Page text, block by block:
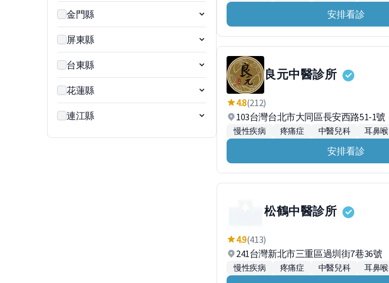
金門縣
屏東縣
台東縣
花蓮縣
連江縣
安排看診
良元中醫診所
4.8(212)
103台灣台北市大同區長安西路51-1號
慢性疾病 疼痛症 中醫兒科 耳鼻喉
安排看診
松鶴中醫診所
4.9(413)
241台灣新北市三重區過圳街7巷36號
慢性疾病 疼痛症 中醫兒科 耳鼻喉